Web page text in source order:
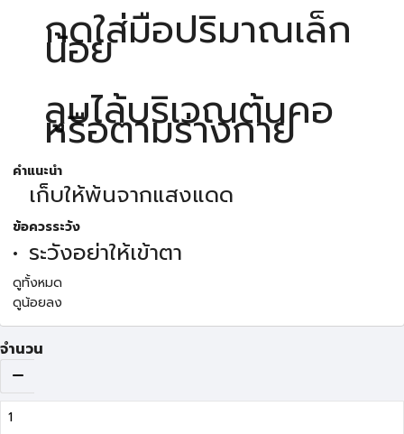
กดใส่มือปริมาณเล็ก
น้อย
ลูบไล้บริเวณต้นคอ
หรือตามร่างกาย
คำแนะนำ
เก็บให้พ้นจากแสงแดด
ข้อควรระวัง
ระวังอย่าให้เข้าตา
ดูทั้งหมด
ดูน้อยลง
จำนวน